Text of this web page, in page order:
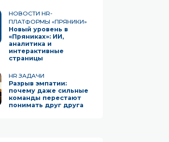
НОВОСТИ HR-
ПЛАТФОРМЫ «ПРЯНИКИ»
Новый уровень в
«Пряниках»: ИИ,
аналитика и
интерактивные
страницы
HR ЗАДАЧИ
Разрыв эмпатии:
почему даже сильные
команды перестают
понимать друг друга